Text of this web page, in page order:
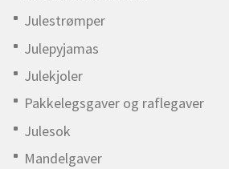
Julestrømper
Julepyjamas
Julekjoler
Pakkelegsgaver og raflegaver
Julesok
Mandelgaver